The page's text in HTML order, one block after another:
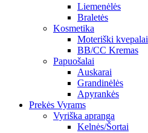
Liemenėlės
Braletės
Kosmetika
Moteriški kvepalai
BB/CC Kremas
Papuošalai
Auskarai
Grandinėlės
Apyrankės
Prekės Vyrams
Vyriška apranga
Kelnės/Šortai